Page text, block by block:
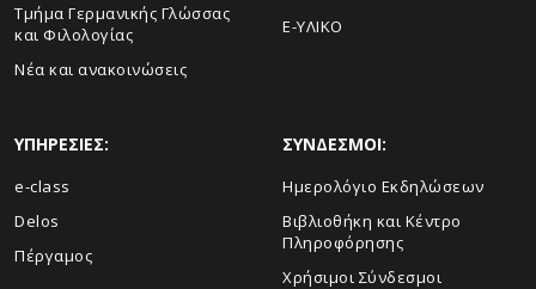
Τμήμα Γερμανικής Γλώσσας
και Φιλολογίας
Νέα και ανακοινώσεις
E-ΥΛΙΚΟ
ΥΠΗΡΕΣΙΕΣ:
e-class
Delos
Πέργαμος
ΣΥΝΔΕΣΜΟΙ:
Ημερολόγιο Εκδηλώσεων
Βιβλιοθήκη και Κέντρο
Πληροφόρησης
Χρήσιμοι Σύνδεσμοι